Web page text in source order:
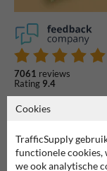
7061 reviews
Rating 9.4
Cookies
TrafficSupply
functionele cookies,
we ook analytische